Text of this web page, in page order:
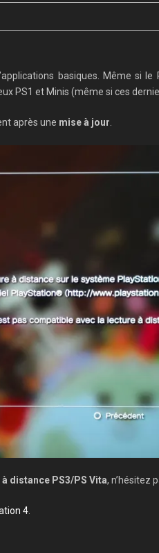
basiques. Même si
PS1 et Minis (même si ces
après une mise à jour
à distance PS3/PS Vita, n’hésitez
4